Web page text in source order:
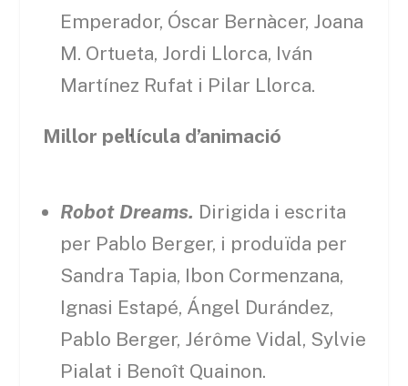
Emperador, Óscar Bernàcer, Joana
M. Ortueta, Jordi Llorca, Iván
Martínez Rufat i Pilar Llorca.
Millor pel·lícula d’animació
Robot Dreams. Dirigida i escrita
per Pablo Berger, i produïda per
Sandra Tapia, Ibon Cormenzana,
Ignasi Estapé, Ángel Durández,
Pablo Berger, Jérôme Vidal, Sylvie
Pialat i Benoît Quainon.